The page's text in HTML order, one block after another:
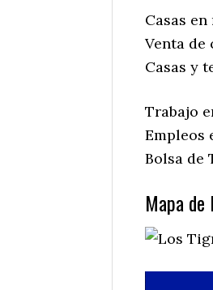
Casas
Venta de
Casas y
Trabajo
Empleos
Bolsa de
Mapa de